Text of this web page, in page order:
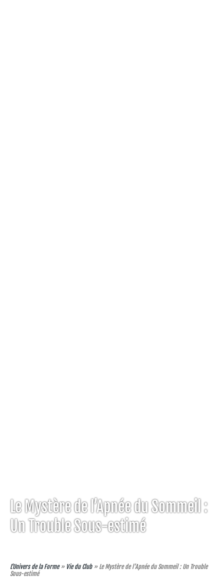
Le Mystère de l’Apnée du Sommeil :
Un Trouble Sous-estimé
L'Univers de la Forme» Vie du Club» Le Mystère de l’Apnée du Sommeil : Un Trouble
Sous-estimé